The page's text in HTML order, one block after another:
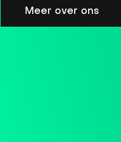
Meer over ons